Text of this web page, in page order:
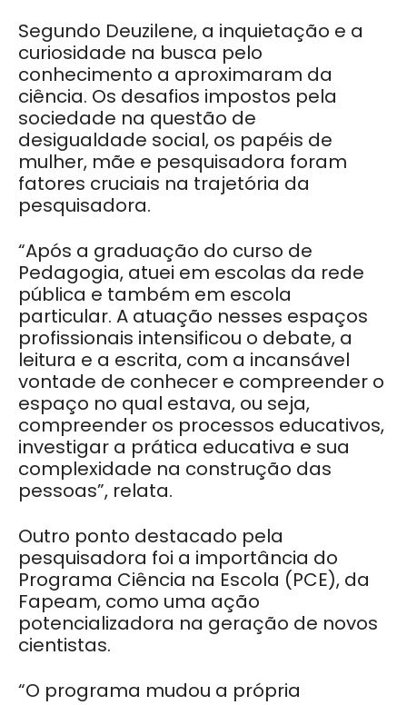
Segundo Deuzilene, a inquietação e a
curiosidade na busca pelo
conhecimento a aproximaram da
ciência. Os desafios impostos pela
sociedade na questão de
desigualdade social, os papéis de
mulher, mãe e pesquisadora foram
fatores cruciais na trajetória da
pesquisadora.
“Após a graduação do curso de
Pedagogia, atuei em escolas da rede
pública e também em escola
particular. A atuação nesses espaços
profissionais intensificou o debate, a
leitura e a escrita, com a incansável
vontade de conhecer e compreender o
espaço no qual estava, ou seja,
compreender os processos educativos,
investigar a prática educativa e sua
complexidade na construção das
pessoas”, relata.
Outro ponto destacado pela
pesquisadora foi a importância do
Programa Ciência na Escola (PCE), da
Fapeam, como uma ação
potencializadora na geração de novos
cientistas.
“O programa mudou a própria